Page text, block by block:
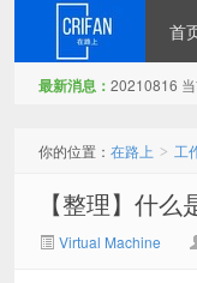
首
最新消息： 20210816
你的位置： 在路上 > 工
【整理】什么
Virtual Machine